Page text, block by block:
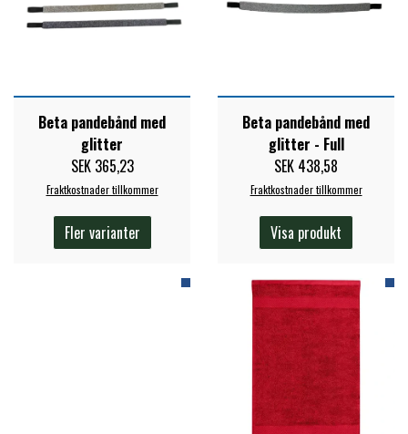
PREMIER EQUINE
STUD MUFFIN
Beta pandebånd med
glitter
SEK 365,23
Fraktkostnader tillkommer
Fler varianter
Beta pandebånd med
glitter - Full
SEK 438,58
Fraktkostnader tillkommer
Visa produkt